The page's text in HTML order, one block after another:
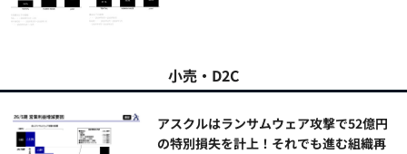
小売・D2C
アスクルはランサムウェア攻撃で52億円
の特別損失を計上！それでも進む組織再